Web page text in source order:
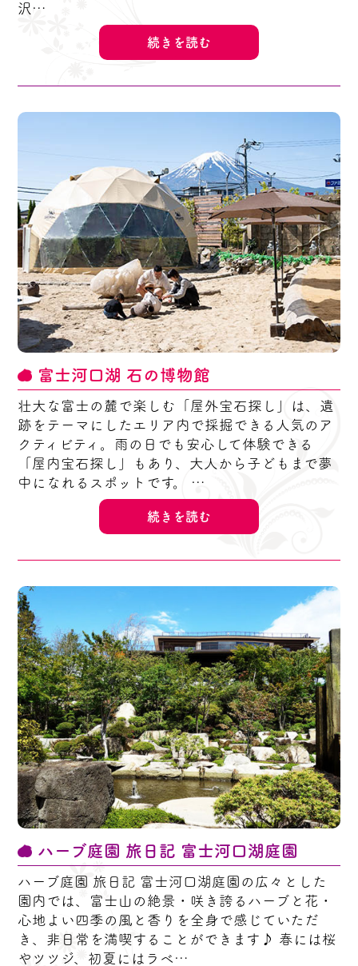
沢…
続きを読む
富士河口湖 石の博物館
壮大な富士の麓で楽しむ「屋外宝石探し」は、遺
跡をテーマにしたエリア内で採掘できる人気のア
クティビティ。雨の日でも安心して体験できる
「屋内宝石探し」もあり、大人から子どもまで夢
中になれるスポットです。 …
続きを読む
ハーブ庭園 旅日記 富士河口湖庭園
ハーブ庭園 旅日記 富士河口湖庭園の広々とした
園内では、富士山の絶景・咲き誇るハーブと花・
心地よい四季の風と香りを全身で感じていただ
き、非日常を満喫することができます♪ 春には桜
やツツジ、初夏にはラベ…